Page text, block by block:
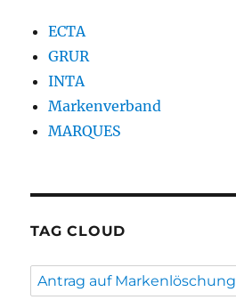
ECTA
GRUR
INTA
Markenverband
MARQUES
TAG CLOUD
Antrag auf Markenlöschung